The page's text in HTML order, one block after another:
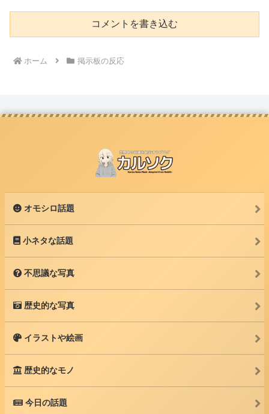
コメントを書き込む
ホーム 掲示板の反応
オモシロ話題
小ネタな話題
不思議な写真
歴史的な写真
イラストや絵画
歴史的なモノ
今日の話題